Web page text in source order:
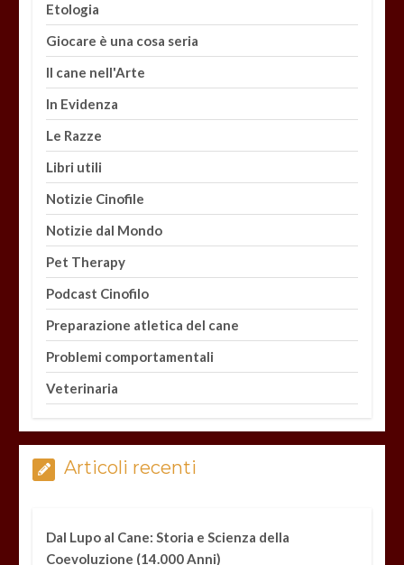
Etologia
Giocare è una cosa seria
Il cane nell'Arte
In Evidenza
Le Razze
Libri utili
Notizie Cinofile
Notizie dal Mondo
Pet Therapy
Podcast Cinofilo
Preparazione atletica del cane
Problemi comportamentali
Veterinaria
Articoli recenti
Dal Lupo al Cane: Storia e Scienza della
Coevoluzione (14.000 Anni)